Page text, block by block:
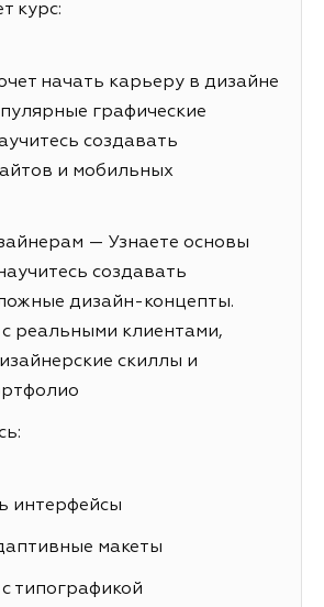
курс:
начать карьеру в дизайне
графические
создавать
и мобильных
— Узнаете основы
создавать
дизайн-концепты.
с реальными клиентами,
скиллы и
интерфейсы
макеты
типографикой